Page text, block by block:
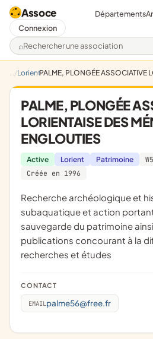
Assoce
Rechercher une association
Départements
Connexion
LorientPALME, PLONGÉE ASSOCIATIVE
PALME, PLONGÉE
LORIENTAISE DES
ENGLOUTIES
Active Lorient Patrimoine
Créée en 1996
recherche archéologique et historique
subaquatique et action
sauvegarde du patrimoine
publications concourant à la
recherches et études
CONTACT
EMAIL palme56@free.fr